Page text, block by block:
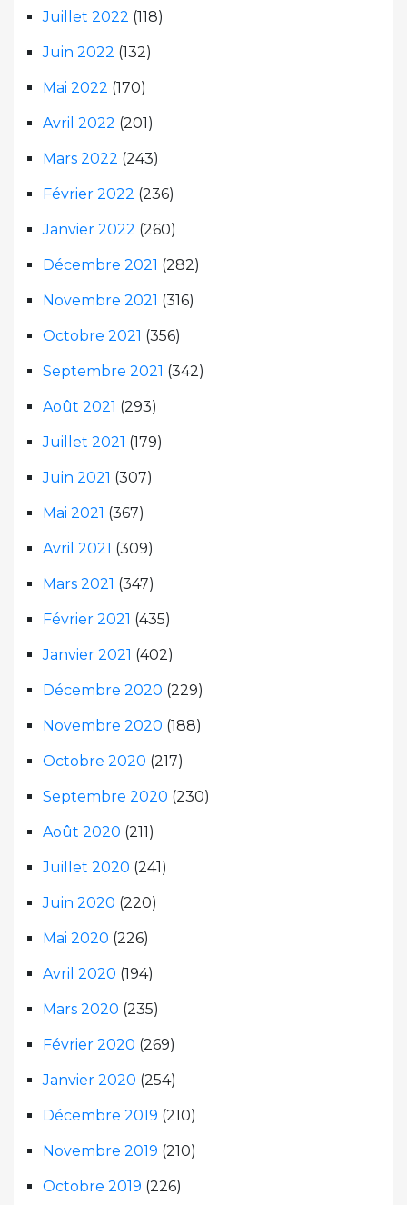
Juillet 2022 (118)
Juin 2022 (132)
Mai 2022 (170)
Avril 2022 (201)
Mars 2022 (243)
Février 2022 (236)
Janvier 2022 (260)
Décembre 2021 (282)
Novembre 2021 (316)
Octobre 2021 (356)
Septembre 2021 (342)
Août 2021 (293)
Juillet 2021 (179)
Juin 2021 (307)
Mai 2021 (367)
Avril 2021 (309)
Mars 2021 (347)
Février 2021 (435)
Janvier 2021 (402)
Décembre 2020 (229)
Novembre 2020 (188)
Octobre 2020 (217)
Septembre 2020 (230)
Août 2020 (211)
Juillet 2020 (241)
Juin 2020 (220)
Mai 2020 (226)
Avril 2020 (194)
Mars 2020 (235)
Février 2020 (269)
Janvier 2020 (254)
Décembre 2019 (210)
Novembre 2019 (210)
Octobre 2019 (226)